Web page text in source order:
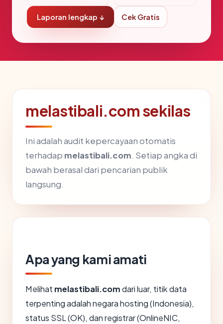
Laporan lengkap ↓ Cek Gratis
melastibali.com sekilas
Ini adalah audit kepercayaan otomatis
terhadap melastibali.com. Setiap angka di
bawah berasal dari pencarian publik
langsung.
Apa yang kami amati
Melihat melastibali.comdari luar, titik data
terpenting adalah negara hosting (Indonesia),
status SSL (OK), dan registrar (OnlineNIC,